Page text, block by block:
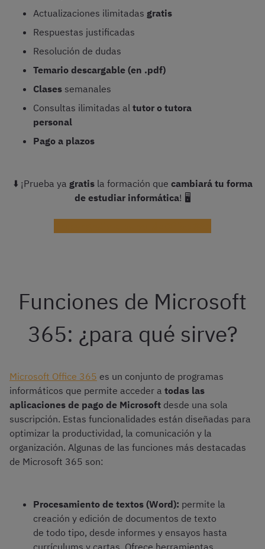
Actualizaciones ilimitadas gratis
Respuestas justificadas
Resolución de dudas
Temario descargable (en .pdf)
Clases semanales
Consultas ilimitadas al tutor o tutora
personal
Pago a plazos
⬇️ ¡Prueba ya gratis la formación que cambiará tu forma
de estudiar informática! 🖥️
Funciones de Microsoft
365: ¿para qué sirve?
Microsoft Office 365 es un conjunto de programas
informáticos que permite acceder a todas las
aplicaciones de pago de Microsoft desde una sola
suscripción. Estas funcionalidades están diseñadas para
optimizar la productividad, la comunicación y la
organización. Algunas de las funciones más destacadas
de Microsoft 365 son:
Procesamiento de textos (Word): permite la
creación y edición de documentos de texto
de todo tipo, desde informes y ensayos hasta